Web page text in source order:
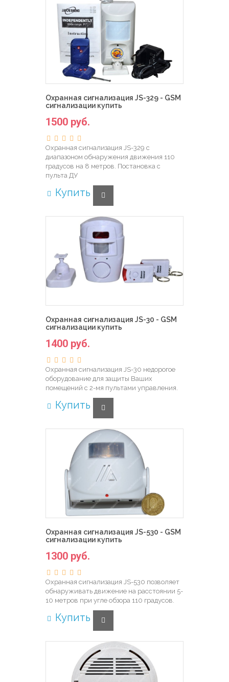
Охранная сигнализация JS-329 - GSM
сигнализации купить
1500 руб.
Охранная сигнализация JS-329 с
диапазоном обнаружения движения 110
градусов на 8 метров. Постановка с
пульта ДУ
Купить
Охранная сигнализация JS-30 - GSM
сигнализации купить
1400 руб.
Охранная сигнализация JS-30 недорогое
оборудование для защиты Ваших
помещений с 2-мя пультами управления.
Купить
Охранная сигнализация JS-530 - GSM
сигнализации купить
1300 руб.
Охранная сигнализация JS-530 позволяет
обнаруживать движение на расстоянии 5-
10 метров при угле обзора 110 градусов.
Купить